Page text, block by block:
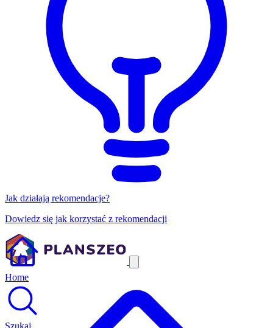
Jak działają rekomendacje?
Dowiedz się jak korzystać z rekomendacji
Home
Szukaj